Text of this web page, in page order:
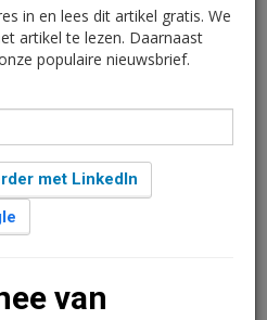
Xnrgy in
uitgebreid
om 13:40 1 minuut leestijd
Flinessestraat 8-10 krijgt
De bestaande bedrijfshal
in en lees dit artikel gratis. We
artikel te lezen. Daarnaast
populaire nieuwsbrief.
met LinkedIn
van